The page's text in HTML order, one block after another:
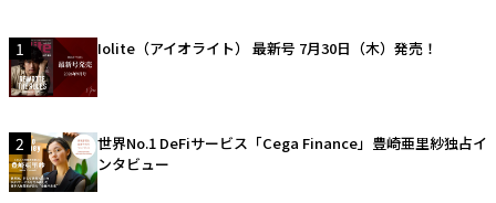
1 Iolite（アイオライト） 最新号 7月30日（木）発売！
2
世界No.1 DeFiサービス「Cega Finance」豊崎亜里紗独占イ
ンタビュー